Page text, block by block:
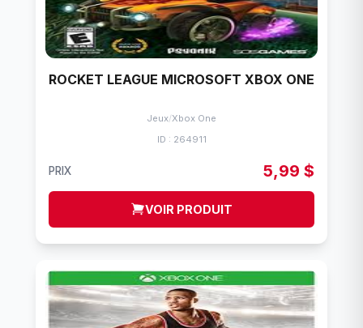
ROCKET LEAGUE MICROSOFT XBOX ONE
Jeux/Xbox One
ID : 264911
PRIX 5,99 $
VOIR PRODUIT